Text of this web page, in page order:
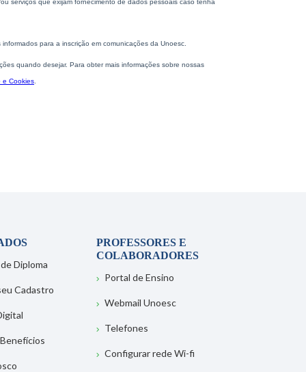
Diploma
Cadastro
PROFESSORES E
COLABORADORES
Portal de Ensino
Webmail Unoesc
Telefones
Configurar rede Wi-fi